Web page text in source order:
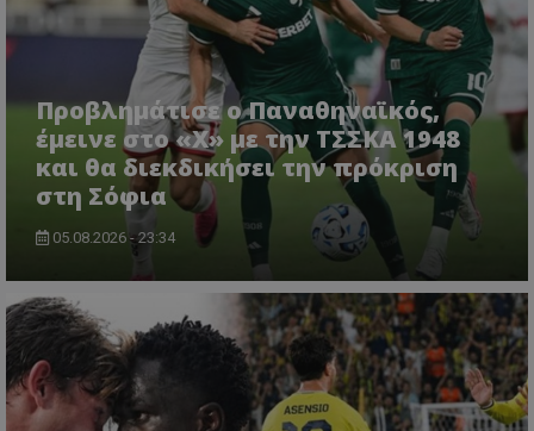
Προβλημάτισε ο Παναθηναϊκός,
έμεινε στο «Χ» με την ΤΣΣΚΑ 1948
και θα διεκδικήσει την πρόκριση
στη Σόφια
05.08.2026 - 23:34